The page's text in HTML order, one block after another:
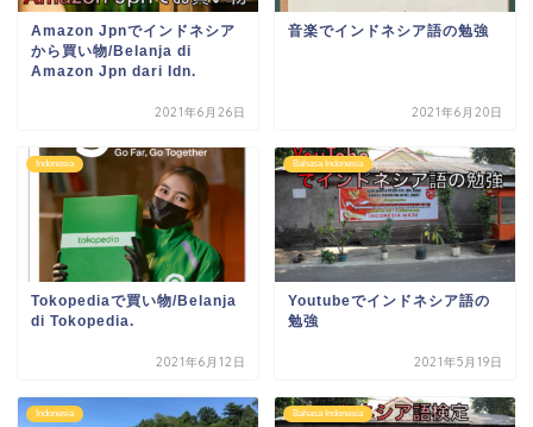
Amazon Jpnでインドネシア
から買い物/Belanja di
Amazon Jpn dari Idn.
2021年6月26日
音楽でインドネシア語の勉強
2021年6月20日
Indonesia
Tokopediaで買い物/Belanja
di Tokopedia.
2021年6月12日
Bahasa Indonesia
Youtubeでインドネシア語の
勉強
2021年5月19日
Indonesia Bahasa Indonesia